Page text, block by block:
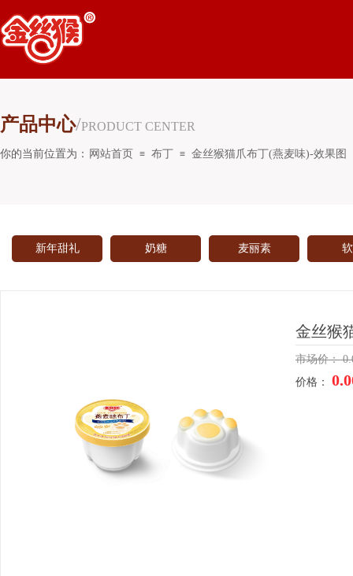
网站首页 ≡ 布丁 ≡ 金丝猴猫爪布丁(燕麦味)-效果图
你的当前位置为：
产品中心/PRODUCT CENTER
新年甜礼 奶糖 麦丽素
金丝猴
市场价：
价格：